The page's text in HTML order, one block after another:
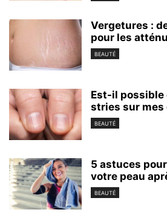
Vergetures :
pour les
BEAUTÉ
Est-il possible
stries sur mes
BEAUTÉ
5 astuces
votre peau
BEAUTÉ